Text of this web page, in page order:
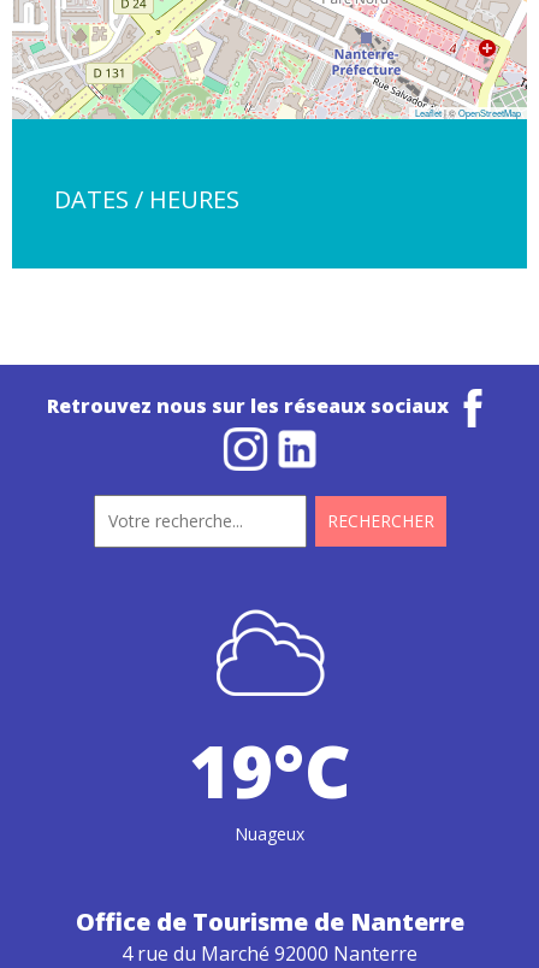
Leaflet| ©OpenStreetMap
DATES / HEURES
Retrouvez nous sur les réseaux sociaux
19°C
Nuageux
Office de Tourisme de Nanterre
4 rue du Marché 92000 Nanterre